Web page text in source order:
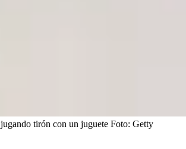
tirón con un juguete Foto: Getty